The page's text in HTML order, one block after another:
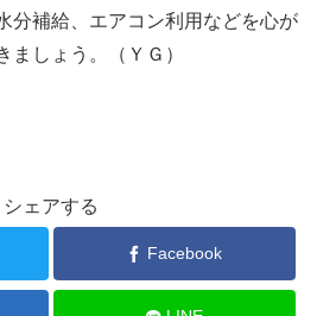
分補給、エアコン利用などを心が
ましょう。（ＹＧ）
シェアする
Facebook